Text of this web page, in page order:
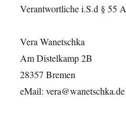
Verantwortliche i.S.d § 55
Vera Wanetschka
Am Distelkamp 2B
28357 Bremen
eMail: vera@wanetschka.de